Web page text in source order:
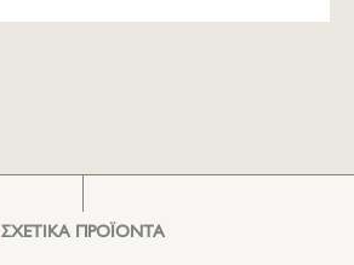
ΣΧΕΤΙΚΑ ΠΡΟΪΟΝΤΑ